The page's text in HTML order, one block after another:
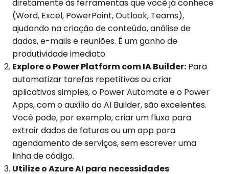
diretamente às ferramentas que você já conhece
(Word, Excel, PowerPoint, Outlook, Teams),
ajudando na criação de conteúdo, análise de
dados, e-mails e reuniões. É um ganho de
produtividade imediato.
Explore o Power Platform com IA Builder: Para
automatizar tarefas repetitivas ou criar
aplicativos simples, o Power Automate e o Power
Apps, com o auxílio do AI Builder, são excelentes.
Você pode, por exemplo, criar um fluxo para
extrair dados de faturas ou um app para
agendamento de serviços, sem escrever uma
linha de código.
Utilize o Azure AI para necessidades